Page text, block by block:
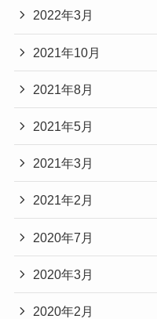
2022年3月
2021年10月
2021年8月
2021年5月
2021年3月
2021年2月
2020年7月
2020年3月
2020年2月